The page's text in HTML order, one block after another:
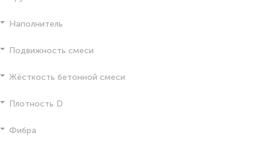
Наполнитель
Подвижность смеси
Жёсткость бетонной смеси
Плотность D
Фибра